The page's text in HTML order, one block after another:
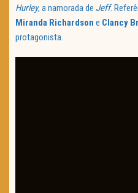
Hurley, a namorada de Jeff.
Miranda Richardson e Clancy
protagonista.